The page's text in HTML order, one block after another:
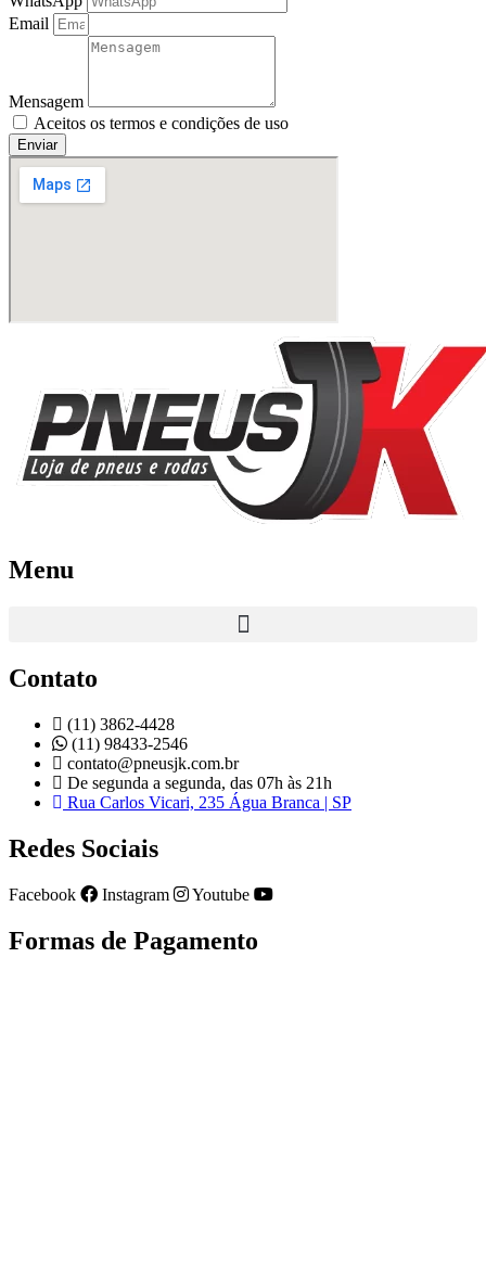
Email
Mensagem
Aceitos os termos e condições de uso
Enviar
Menu
Contato
(11) 3862-4428
(11) 98433-2546
contato@pneusjk.com.br
De segunda a segunda, das 07h às 21h
Rua Carlos Vicari, 235 Água Branca | SP
Redes Sociais
Facebook Instagram Youtube
Formas de Pagamento